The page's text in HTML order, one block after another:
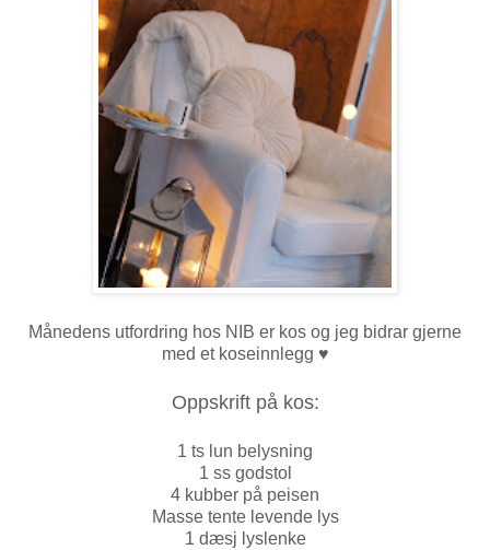
Månedens utfordring hos NIB er kos og jeg bidrar gjerne
med et koseinnlegg ♥
Oppskrift på kos:
1 ts lun belysning
1 ss godstol
4 kubber på peisen
Masse tente levende lys
1 dæsj lyslenke